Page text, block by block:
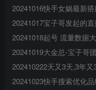
20241016快手女娲最新
20241017宝子哥发起的
20241018起号 流量数据
20241019大金总-宝子哥
202410222天又3天,3年
20241023快手搜索优化